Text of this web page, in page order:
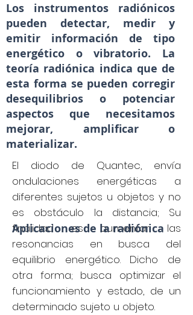
Los instrumentos radiónicos
pueden detectar, medir y
emitir información de tipo
energético o vibratorio. La
teoría radiónica indica que de
esta forma se pueden corregir
desequilibrios o potenciar
aspectos que necesitamos
mejorar, amplificar o
materializar.
El diodo de Quantec, envía
ondulaciones energéticas a
diferentes sujetos u objetos y no
es obstáculo la distancia; Su
finalidad es aumentar las
resonancias en busca del
equilibrio energético. Dicho de
otra forma; busca optimizar el
funcionamiento y estado, de un
determinado sujeto u objeto.
Aplicaciones de la radiónica